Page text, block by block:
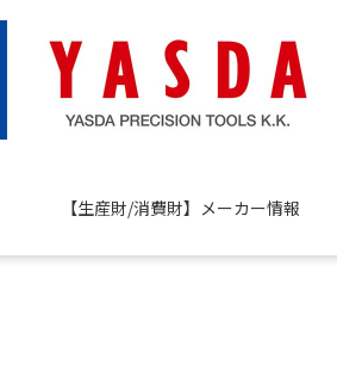
【生産財/消費財】メーカー情報